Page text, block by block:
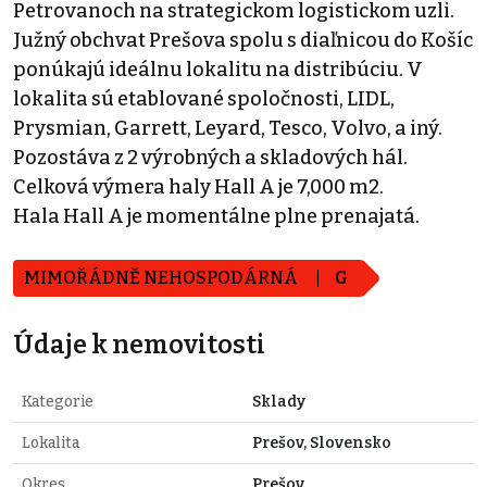
Petrovanoch na strategickom logistickom uzli.
Južný obchvat Prešova spolu s diaľnicou do Košíc
ponúkajú ideálnu lokalitu na distribúciu. V
lokalita sú etablované spoločnosti, LIDL,
Prysmian, Garrett, Leyard, Tesco, Volvo, a iný.
Pozostáva z 2 výrobných a skladových hál.
Celková výmera haly Hall A je 7,000 m2.
Hala Hall A je momentálne plne prenajatá.
MIMOŘÁDNĚ NEHOSPODÁRNÁ G
Údaje k nemovitosti
Kategorie Sklady
Lokalita Prešov, Slovensko